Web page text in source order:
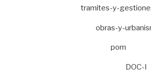
tramites-y-
obras-y-
pom
DOC-I